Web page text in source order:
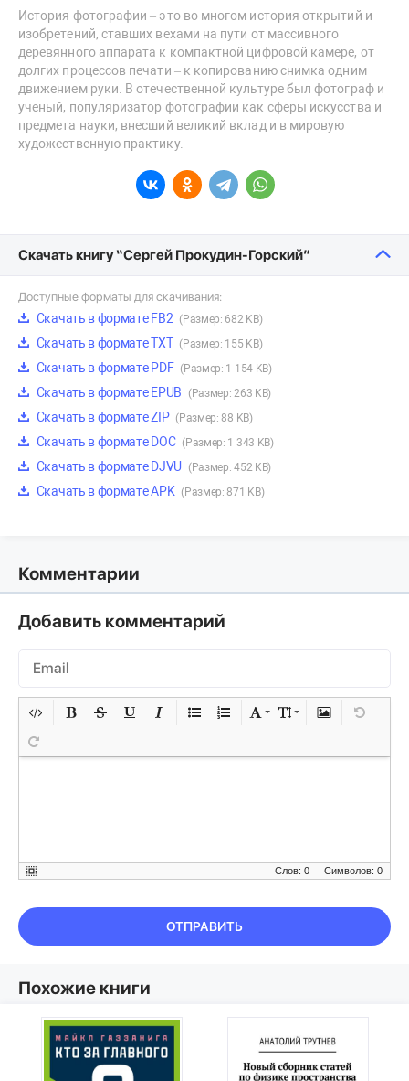
История фотографии – это во многом история открытий и
изобретений, ставших вехами на пути от массивного
деревянного аппарата к компактной цифровой камере, от
долгих процессов печати – к копированию снимка одним
движением руки. В отечественной культуре был фотограф и
ученый, популяризатор фотографии как сферы искусства и
предмета науки, внесший великий вклад и в мировую
художественную практику.
Скачать книгу “Сергей Прокудин-Горский”
Доступные форматы для скачивания:
Скачать в формате FB2 (Размер: 682 KB)
Скачать в формате TXT (Размер: 155 KB)
Скачать в формате PDF (Размер: 1 154 KB)
Скачать в формате EPUB (Размер: 263 KB)
Скачать в формате ZIP (Размер: 88 KB)
Скачать в формате DOC (Размер: 1 343 KB)
Скачать в формате DJVU (Размер: 452 KB)
Скачать в формате APK (Размер: 871 KB)
Комментарии
Добавить комментарий
Символов: 0
Слов: 0
ОТПРАВИТЬ
Похожие книги